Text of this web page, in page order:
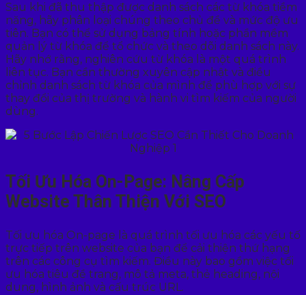
Sau khi đã thu thập được danh sách các từ khóa tiềm
năng, hãy phân loại chúng theo chủ đề và mức độ ưu
tiên. Bạn có thể sử dụng bảng tính hoặc phần mềm
quản lý từ khóa để tổ chức và theo dõi danh sách này.
Hãy nhớ rằng, nghiên cứu từ khóa là một quá trình
liên tục. Bạn cần thường xuyên cập nhật và điều
chỉnh danh sách từ khóa của mình để phù hợp với sự
thay đổi của thị trường và hành vi tìm kiếm của người
dùng.
Tối Ưu Hóa On-Page: Nâng Cấp
Website Thân Thiện Với SEO
Tối ưu hóa On-page là quá trình tối ưu hóa các yếu tố
trực tiếp trên website của bạn để cải thiện thứ hạng
trên các công cụ tìm kiếm. Điều này bao gồm việc tối
ưu hóa tiêu đề trang, mô tả meta, thẻ heading, nội
dung, hình ảnh và cấu trúc URL.